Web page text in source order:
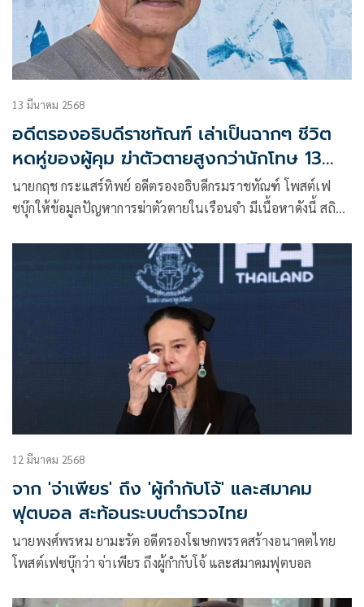
13 มีนาคม 2568
อดีตรองอธิบดีราชทัณฑ์ เล่าเป็นฉากๆ ชีวิต
หดหู่ของผู้คุม ฆ่าตัวตายสูงกว่านักโทษ 13
เท่า
นายกฤช กระแสร์ทิพย์ อดีตรองอธิบดีกรมราชทัณฑ์ โพสต์เฟ
ซบุ๊กให้ข้อมูลปัญหาการฆ่าตัวตายในเรือนจำ มีเนื้อหาดังนี้ สถิติ
12 มีนาคม 2568
จาก 'จ่าเพียร' ถึง 'ผู้กำกับโจ้' และสมาคม
ฟุตบอล สะท้อนระบบตำรวจไทย
นายพงศ์พรหม ยามะรัต อดีตรองโฆษกพรรคสร้างอนาคตไทย
โพสต์เฟซบุ๊กว่า จ่าเพียร ถึงผู้กำกับโจ้ และสมาคมฟุตบอล